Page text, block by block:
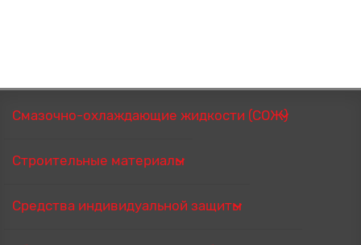
Смазочно-охлаждающие жидкости (СОЖ)
Строительные материалы
Средства индивидуальной защиты